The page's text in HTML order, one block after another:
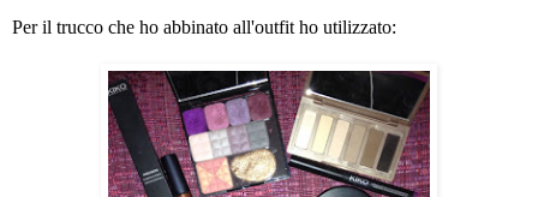
Per il trucco che ho abbinato all'outfit ho utilizzato: